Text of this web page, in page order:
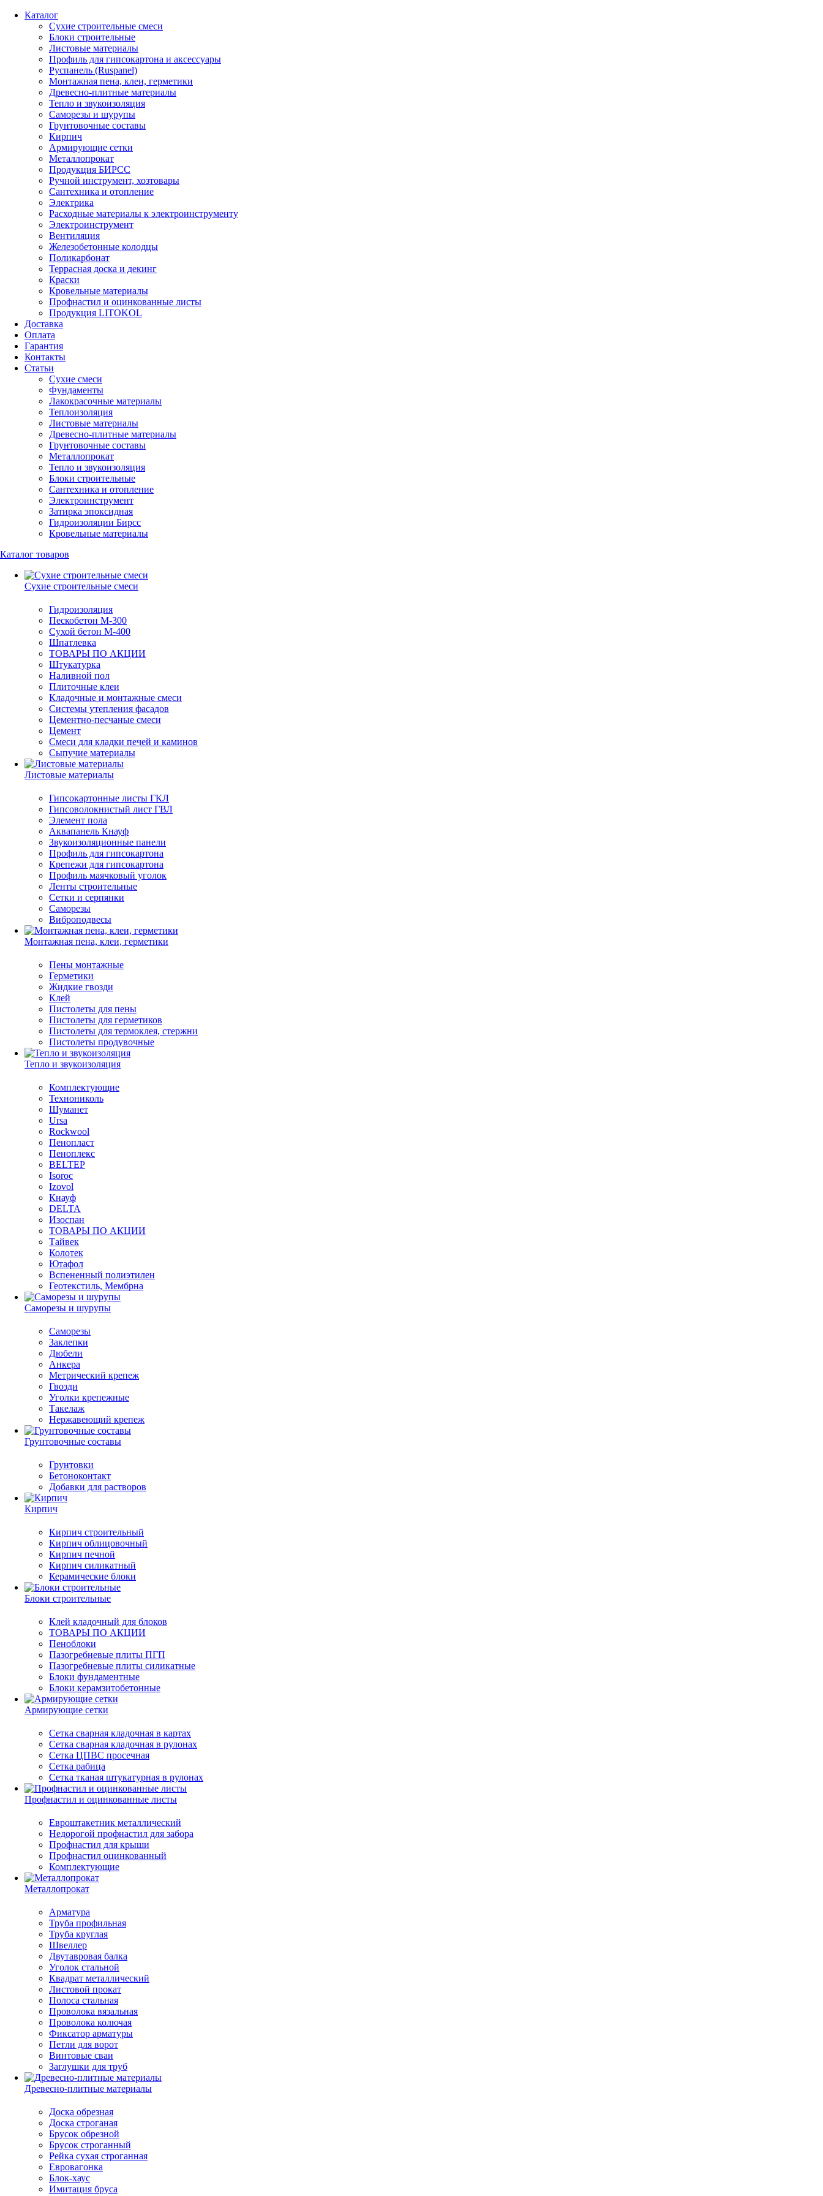
Каталог
Сухие строительные смеси
Блоки строительные
Листовые материалы
Профиль для гипсокартона и аксессуары
Руспанель (Ruspanel)
Монтажная пена, клеи, герметики
Древесно-плитные материалы
Тепло и звукоизоляция
Саморезы и шурупы
Грунтовочные составы
Кирпич
Армирующие сетки
Металлопрокат
Продукция БИРСС
Ручной инструмент, хозтовары
Сантехника и отопление
Электрика
Расходные материалы к электроинструменту
Электроинструмент
Вентиляция
Железобетонные колодцы
Поликарбонат
Террасная доска и декинг
Краски
Кровельные материалы
Профнастил и оцинкованные листы
Продукция LITOKOL
Доставка
Оплата
Гарантия
Контакты
Статьи
Сухие смеси
Фундаменты
Лакокрасочные материалы
Теплоизоляция
Листовые материалы
Древесно-плитные материалы
Грунтовочные составы
Металлопрокат
Тепло и звукоизоляция
Блоки строительные
Сантехника и отопление
Электроинструмент
Затирка эпоксидная
Гидроизоляции Бирсс
Кровельные материалы
Каталог товаров
Сухие строительные смеси
Гидроизоляция
Пескобетон М-300
Сухой бетон М-400
Шпатлевка
ТОВАРЫ ПО АКЦИИ
Штукатурка
Наливной пол
Плиточные клеи
Кладочные и монтажные смеси
Системы утепления фасадов
Цементно-песчаные смеси
Цемент
Смеси для кладки печей и каминов
Сыпучие материалы
Листовые материалы
Гипсокартонные листы ГКЛ
Гипсоволокнистый лист ГВЛ
Элемент пола
Аквапанель Кнауф
Звукоизоляционные панели
Профиль для гипсокартона
Крепежи для гипсокартона
Профиль маячковый уголок
Ленты строительные
Сетки и серпянки
Саморезы
Виброподвесы
Монтажная пена, клеи, герметики
Пены монтажные
Герметики
Жидкие гвозди
Клей
Пистолеты для пены
Пистолеты для герметиков
Пистолеты для термоклея, стержни
Пистолеты продувочные
Тепло и звукоизоляция
Комплектующие
Технониколь
Шуманет
Ursa
Rockwool
Пенопласт
Пеноплекс
BELTEP
Isoroc
Izovol
Кнауф
DELTA
Изоспан
ТОВАРЫ ПО АКЦИИ
Тайвек
Колотек
Ютафол
Вспененный полиэтилен
Геотекстиль, Мембрна
Саморезы и шурупы
Саморезы
Заклепки
Дюбели
Анкера
Метрический крепеж
Гвозди
Уголки крепежные
Такелаж
Нержавеющий крепеж
Грунтовочные составы
Грунтовки
Бетоноконтакт
Добавки для растворов
Кирпич
Кирпич строительный
Кирпич облицовочный
Кирпич печной
Кирпич силикатный
Керамические блоки
Блоки строительные
Клей кладочный для блоков
ТОВАРЫ ПО АКЦИИ
Пеноблоки
Пазогребневые плиты ПГП
Пазогребневые плиты силикатные
Блоки фундаментные
Блоки керамзитобетонные
Армирующие сетки
Сетка сварная кладочная в картах
Сетка сварная кладочная в рулонах
Сетка ЦПВС просечная
Сетка рабица
Сетка тканая штукатурная в рулонах
Профнастил и оцинкованные листы
Евроштакетник металлический
Недорогой профнастил для забора
Профнастил для крыши
Профнастил оцинкованный
Комплектующие
Металлопрокат
Арматура
Труба профильная
Труба круглая
Швеллер
Двутавровая балка
Уголок стальной
Квадрат металлический
Листовой прокат
Полоса стальная
Проволока вязальная
Проволока колючая
Фиксатор арматуры
Петли для ворот
Винтовые сваи
Заглушки для труб
Древесно-плитные материалы
Доска обрезная
Доска строганая
Брусок обрезной
Брусок строганный
Рейка сухая строганная
Евровагонка
Блок-хаус
Имитация бруса